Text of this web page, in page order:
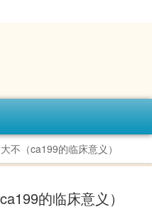
不（ca199的临床意义）
的临床意义）